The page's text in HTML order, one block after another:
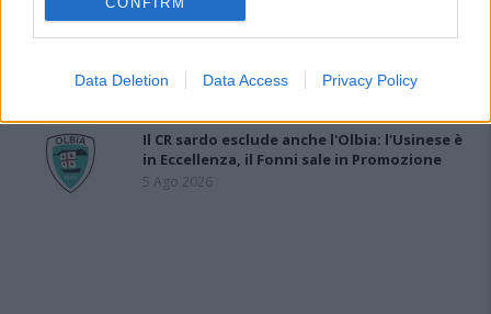
Data Deletion Data Access Privacy Policy
Coppa Italia: gli accoppiamenti dei 16esimi di
Macomer
Il CR sardo esclude anche l'Olbia: l'Usinese è
in Eccellenza, il Fonni sale in Promozione
5 Ago 2026